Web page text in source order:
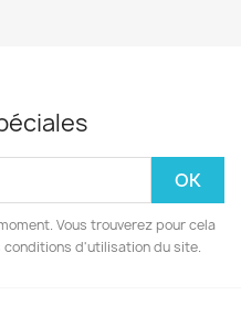
Vous trouverez pour cela
d'utilisation du site.